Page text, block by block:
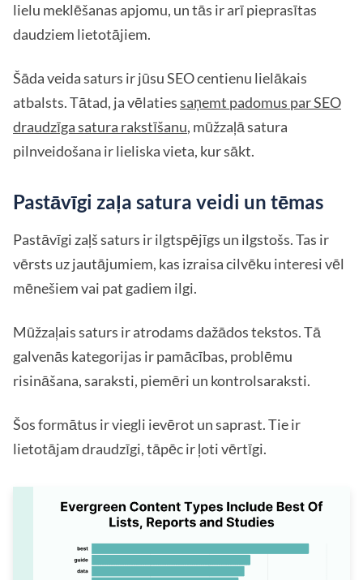
lielu meklēšanas apjomu, un tās ir arī pieprasītas
daudziem lietotājiem.
Šāda veida saturs ir jūsu SEO centienu lielākais
atbalsts. Tātad, ja vēlatiessaņemt padomus par SEO
draudzīga satura rakstīšanu, mūžzaļā satura
pilnveidošana ir lieliska vieta, kur sākt.
Pastāvīgi zaļa satura veidi un tēmas
Pastāvīgi zaļš saturs ir ilgtspējīgs un ilgstošs. Tas ir
vērsts uz jautājumiem, kas izraisa cilvēku interesi vēl
mēnešiem vai pat gadiem ilgi.
Mūžzaļais saturs ir atrodams dažādos tekstos. Tā
galvenās kategorijas ir pamācības, problēmu
risināšana, saraksti, piemēri un kontrolsaraksti.
Šos formātus ir viegli ievērot un saprast. Tie ir
lietotājam draudzīgi, tāpēc ir ļoti vērtīgi.